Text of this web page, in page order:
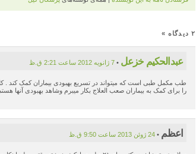
۲ دیدگاه »
عبدالحکیم خزعل •7 ژانویه 2012 ساعت 2:21 ق.ظ
طب مکمل طبی است که میتواند در تسریع بهبودی بیماران کمک کند .
را برای کمک به بیماران صعب العلاج بکار میبرم وشاهد بهبودی آنها هستم
اعظم • 24 ژوئن 2013 ساعت 9:50 ق.ظ